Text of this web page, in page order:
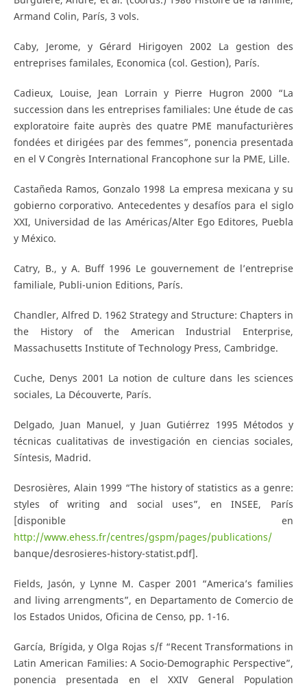
Armand Colin, París, 3 vols.
Caby, Jerome, y Gérard Hirigoyen 2002 La gestion des
entreprises familales, Economica (col. Gestion), París.
Cadieux, Louise, Jean Lorrain y Pierre Hugron 2000 “La
succession dans les entreprises familiales: Une étude de cas
exploratoire faite auprès des quatre PME manufacturières
fondées et dirigées par des femmes”, ponencia presentada
en el V Congrès International Francophone sur la PME, Lille.
Castañeda Ramos, Gonzalo 1998 La empresa mexicana y su
gobierno corporativo. Antecedentes y desafíos para el siglo
XXI, Universidad de las Américas/Alter Ego Editores, Puebla
y México.
Catry, B., y A. Buff 1996 Le gouvernement de l’entreprise
familiale, Publi-union Editions, París.
Chandler, Alfred D. 1962 Strategy and Structure: Chapters in
the History of the American Industrial Enterprise,
Massachusetts Institute of Technology Press, Cambridge.
Cuche, Denys 2001 La notion de culture dans les sciences
sociales, La Découverte, París.
Delgado, Juan Manuel, y Juan Gutiérrez 1995 Métodos y
técnicas cualitativas de investigación en ciencias sociales,
Síntesis, Madrid.
Desrosières, Alain 1999 “The history of statistics as a genre:
styles of writing and social uses”, en INSEE, París
[disponible en
http://www.ehess.fr/centres/gspm/pages/publications/
banque/desrosieres-history-statist.pdf].
Fields, Jasón, y Lynne M. Casper 2001 “America’s families
and living arrengments”, en Departamento de Comercio de
los Estados Unidos, Oficina de Censo, pp. 1-16.
García, Brígida, y Olga Rojas s/f “Recent Transformations in
Latin American Families: A Socio-Demographic Perspective”,
ponencia presentada en el XXIV General Population